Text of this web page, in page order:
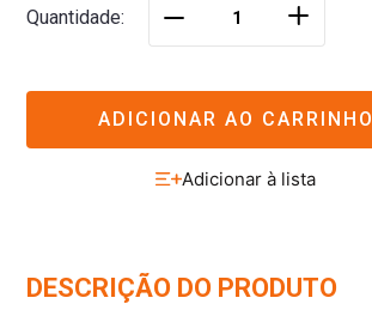
Quantidade ＋
ADICIONAR AO CARRINHO
DESCRIÇÃO DO PRODUTO